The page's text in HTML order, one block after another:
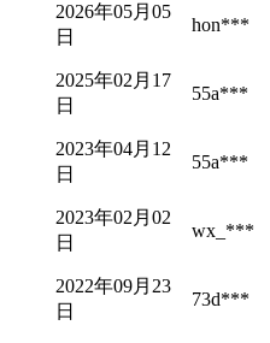
2026年05月05
日
hon***
2025年02月17
日
55a***
2023年04月12
日
55a***
2023年02月02
日
wx_***
2022年09月23
日
73d***